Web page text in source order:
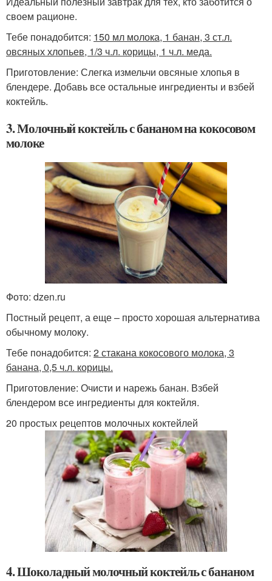
своем рационе.
Тебе понадобится: 150 мл молока, 1 банан, 3 ст.л.
овсяных хлопьев, 1/3 ч.л. корицы, 1 ч.л. меда.
Приготовление: Слегка измельчи овсяные хлопья в
блендере. Добавь все остальные ингредиенты и взбей
коктейль.
3. Молочный коктейль с бананом на кокосовом
молоке
Фото: dzen.ru
Постный рецепт, а еще – просто хорошая альтернатива
обычному молоку.
Тебе понадобится: 2 стакана кокосового молока, 3
банана, 0,5 ч.л. корицы.
Приготовление: Очисти и нарежь банан. Взбей
блендером все ингредиенты для коктейля.
20 простых рецептов молочных коктейлей
4. Шоколадный молочный коктейль с бананом